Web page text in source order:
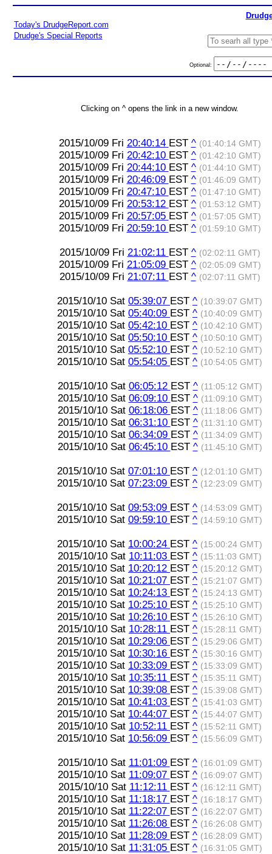
Today's DrudgeReport.com
Drudge's Special Reports
Optional:
Clicking on ^ opens the link in a new window.
2015/10/09 Fri 20:40:14 EST ^ (01:40:14 GMT)
2015/10/09 Fri 20:42:10 EST ^ (01:42:10 GMT)
2015/10/09 Fri 20:44:10 EST ^ (01:44:10 GMT)
2015/10/09 Fri 20:46:09 EST ^ (01:46:09 GMT)
2015/10/09 Fri 20:47:10 EST ^ (01:47:10 GMT)
2015/10/09 Fri 20:53:12 EST ^ (01:53:12 GMT)
2015/10/09 Fri 20:57:05 EST ^ (01:57:05 GMT)
2015/10/09 Fri 20:59:10 EST ^ (01:59:10 GMT)
2015/10/09 Fri 21:02:11 EST ^ (02:02:11 GMT)
2015/10/09 Fri 21:05:09 EST ^ (02:05:09 GMT)
2015/10/09 Fri 21:07:11 EST ^ (02:07:11 GMT)
2015/10/10 Sat 05:39:07 EST ^ (10:39:07 GMT)
2015/10/10 Sat 05:40:09 EST ^ (10:40:09 GMT)
2015/10/10 Sat 05:42:10 EST ^ (10:42:10 GMT)
2015/10/10 Sat 05:50:10 EST ^ (10:50:10 GMT)
2015/10/10 Sat 05:52:10 EST ^ (10:52:10 GMT)
2015/10/10 Sat 05:54:05 EST ^ (10:54:05 GMT)
2015/10/10 Sat 06:05:12 EST ^ (11:05:12 GMT)
2015/10/10 Sat 06:09:10 EST ^ (11:09:10 GMT)
2015/10/10 Sat 06:18:06 EST ^ (11:18:06 GMT)
2015/10/10 Sat 06:31:10 EST ^ (11:31:10 GMT)
2015/10/10 Sat 06:34:09 EST ^ (11:34:09 GMT)
2015/10/10 Sat 06:45:10 EST ^ (11:45:10 GMT)
2015/10/10 Sat 07:01:10 EST ^ (12:01:10 GMT)
2015/10/10 Sat 07:23:09 EST ^ (12:23:09 GMT)
2015/10/10 Sat 09:53:09 EST ^ (14:53:09 GMT)
2015/10/10 Sat 09:59:10 EST ^ (14:59:10 GMT)
2015/10/10 Sat 10:00:24 EST ^ (15:00:24 GMT)
2015/10/10 Sat 10:11:03 EST ^ (15:11:03 GMT)
2015/10/10 Sat 10:20:12 EST ^ (15:20:12 GMT)
2015/10/10 Sat 10:21:07 EST ^ (15:21:07 GMT)
2015/10/10 Sat 10:24:13 EST ^ (15:24:13 GMT)
2015/10/10 Sat 10:25:10 EST ^ (15:25:10 GMT)
2015/10/10 Sat 10:26:10 EST ^ (15:26:10 GMT)
2015/10/10 Sat 10:28:11 EST ^ (15:28:11 GMT)
2015/10/10 Sat 10:29:06 EST ^ (15:29:06 GMT)
2015/10/10 Sat 10:30:16 EST ^ (15:30:16 GMT)
2015/10/10 Sat 10:33:09 EST ^ (15:33:09 GMT)
2015/10/10 Sat 10:35:11 EST ^ (15:35:11 GMT)
2015/10/10 Sat 10:39:08 EST ^ (15:39:08 GMT)
2015/10/10 Sat 10:41:03 EST ^ (15:41:03 GMT)
2015/10/10 Sat 10:44:07 EST ^ (15:44:07 GMT)
2015/10/10 Sat 10:52:11 EST ^ (15:52:11 GMT)
2015/10/10 Sat 10:56:09 EST ^ (15:56:09 GMT)
2015/10/10 Sat 11:01:09 EST ^ (16:01:09 GMT)
2015/10/10 Sat 11:09:07 EST ^ (16:09:07 GMT)
2015/10/10 Sat 11:12:11 EST ^ (16:12:11 GMT)
2015/10/10 Sat 11:18:17 EST ^ (16:18:17 GMT)
2015/10/10 Sat 11:22:07 EST ^ (16:22:07 GMT)
2015/10/10 Sat 11:26:08 EST ^ (16:26:08 GMT)
2015/10/10 Sat 11:28:09 EST ^ (16:28:09 GMT)
2015/10/10 Sat 11:31:05 EST ^ (16:31:05 GMT)